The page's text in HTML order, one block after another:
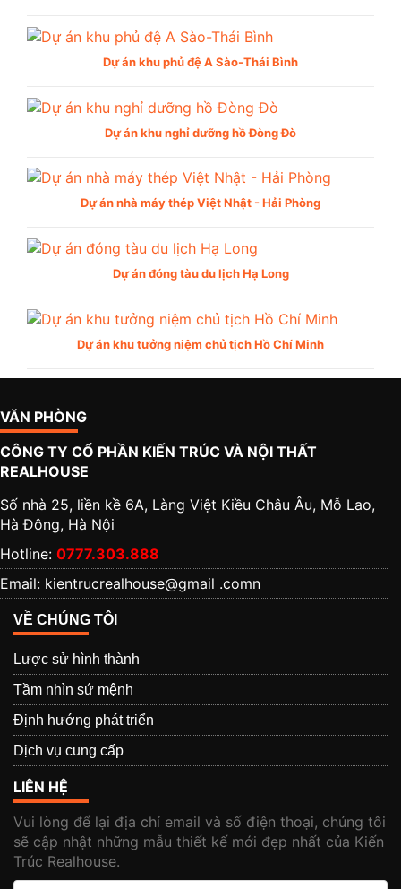
Dự án khu phủ đệ A Sào-Thái Bình
Dự án khu nghỉ dưỡng hồ Đòng Đò
Dự án nhà máy thép Việt Nhật - Hải Phòng
Dự án đóng tàu du lịch Hạ Long
Dự án khu tưởng niệm chủ tịch Hồ Chí Minh
VĂN PHÒNG
CÔNG TY CỔ PHẦN KIẾN TRÚC VÀ NỘI THẤT
REALHOUSE
Số nhà 25, liền kề 6A, Làng Việt Kiều Châu Âu, Mỗ Lao,
Hà Đông, Hà Nội
Hotline: 0777.303.888
Email: kientrucrealhouse@gmail .comn
VỀ CHÚNG TÔI
Lược sử hình thành
Tầm nhìn sứ mệnh
Định hướng phát triển
Dịch vụ cung cấp
LIÊN HỆ
Vui lòng để lại địa chỉ email và số điện thoại, chúng tôi
sẽ cập nhật những mẫu thiết kế mới đẹp nhất của Kiến
Trúc Realhouse.